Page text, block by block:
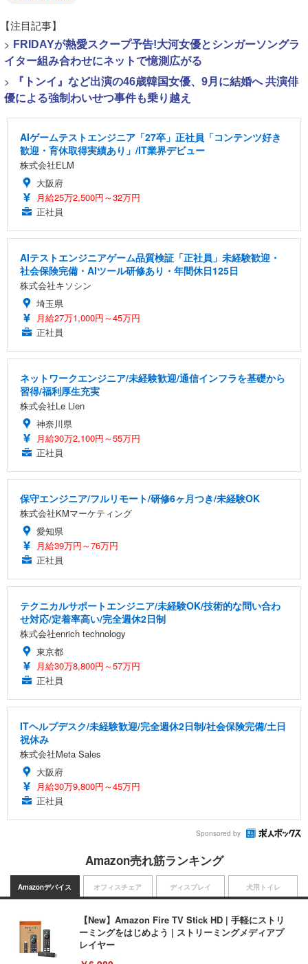
【注目記事】
> FRIDAYが熱愛スクープ予告!大河女優とシンガーソングラ
イター組み合わせにネットで憶測広がる
>
『トンイ』など出演の46歳韓国女優、9月に結婚へ 共演俳
優による強制わいせつ事件も乗り越え
AIゲームテストエンジニア「27卒」正社員「コンテンツ好き
歓迎・育休取得実績あり」/IT業界デビュー
株式会社ELM
大阪府
月給25万2,500円～32万円
正社員
AIテストエンジニアゲーム品質検証「正社員」未経験歓迎・
社会保険完備・AIツール研修あり・年間休日125日
株式会社キソシン
埼玉県
月給27万1,000円～45万円
正社員
ネットワークエンジニア/未経験歓迎/通信インフラを基礎から
習得/福利厚生充実
株式会社Le Lien
神奈川県
月給30万2,100円～55万円
正社員
保守エンジニア/フルリモート/研修6ヶ月つき/未経験OK
株式会社KMマーケティング
愛知県
月給39万円～76万円
正社員
テクニカルサポートエンジニア/未経験OK/技術的な問い合わ
せ対応/定着率高い/完全週休2日制
株式会社enrich technology
東京都
月給30万8,800円～57万円
正社員
ITヘルプデスク/未経験歓迎/完全週休2日制/社会保険完備/土日
祝休み
株式会社Meta Sales
大阪府
月給30万9,800円～45万円
正社員
Sponsored by
Amazon売れ筋ランキング
Amazonデバイス
【New】Amazon Fire TV Stick HD | 手軽にストリ
ーミングをはじめよう | ストリーミングメディアプ
レイヤー
オフィスチェア ディスプレイ 犬用トイレ